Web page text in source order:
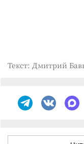
Текст: Дмитрий